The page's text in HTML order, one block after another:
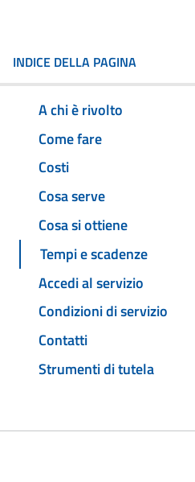
INDICE DELLA PAGINA
A chi è rivolto
Come fare
Costi
Cosa serve
Cosa si ottiene
Tempi e scadenze
Accedi al servizio
Condizioni di servizio
Contatti
Strumenti di tutela